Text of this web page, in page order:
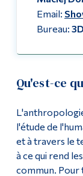
Email:
Bureau:
Qu'est-ce
l'étude de
et à travers le
à ce qui rend
commun. Pour